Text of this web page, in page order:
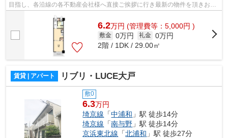
目指し、各沿線の各不動産会社様へ直接ご挨拶に行き最新の物件を頂きお客
6.2万円 (管理費等：5,000円 )
敷金 0万円 礼金 0万円
2階 / 1DK / 29.00㎡
賃貸 | アパート リブリ・LUCE大戸
敷0
6.3万円
埼京線 「中浦和 」駅 徒歩14分
埼京線 「南与野 」駅 徒歩14分
京浜東北線 「北浦和 」駅 徒歩27分